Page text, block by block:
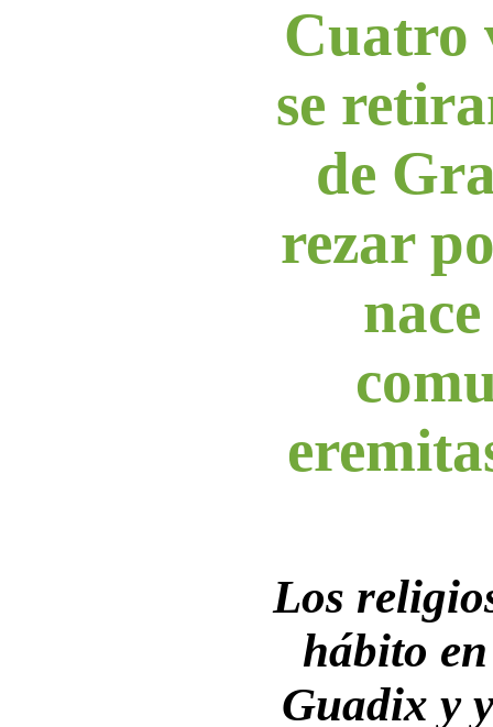
Cuatro
se
de
rezar
Los
hábito
Guadix y